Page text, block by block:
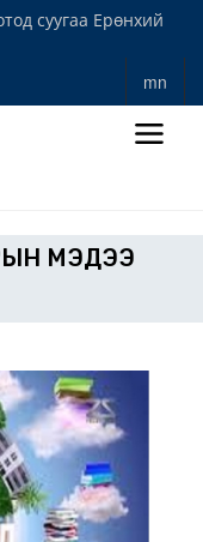
суугаа Ерөнхий
mn
МЭДЭЭ